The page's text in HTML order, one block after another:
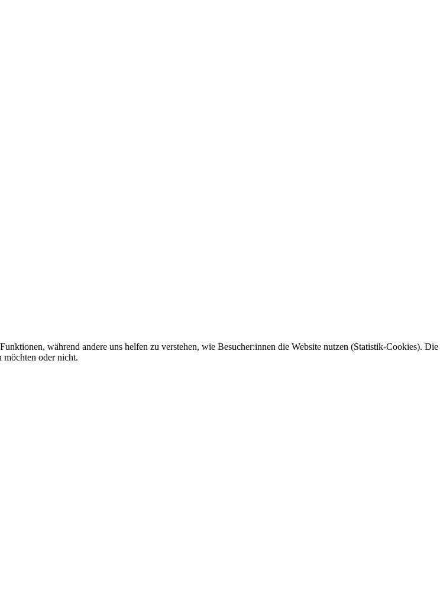
während andere uns helfen zu verstehen, wie Besucher:innen die Website nutzen (Statistik-Cookies). Die
möchten oder nicht.